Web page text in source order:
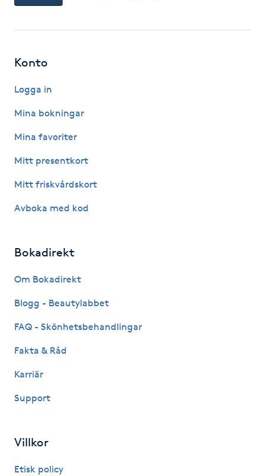
Fransborttagning
Fransfärgning
Fransförlängning
Fransförlängning Megavolym
Fransförlängning Volym
Fransrengöring
Friskvård
Friskvårdsmassage
Konto
Logga in
Mina bokningar
Mina favoriter
Mitt presentkort
Mitt friskvårdskort
Avboka med kod
Bokadirekt
Om Bokadirekt
Blogg - Beautylabbet
FAQ - Skönhetsbehandlingar
Fakta & Råd
Karriär
Support
Villkor
Etisk policy